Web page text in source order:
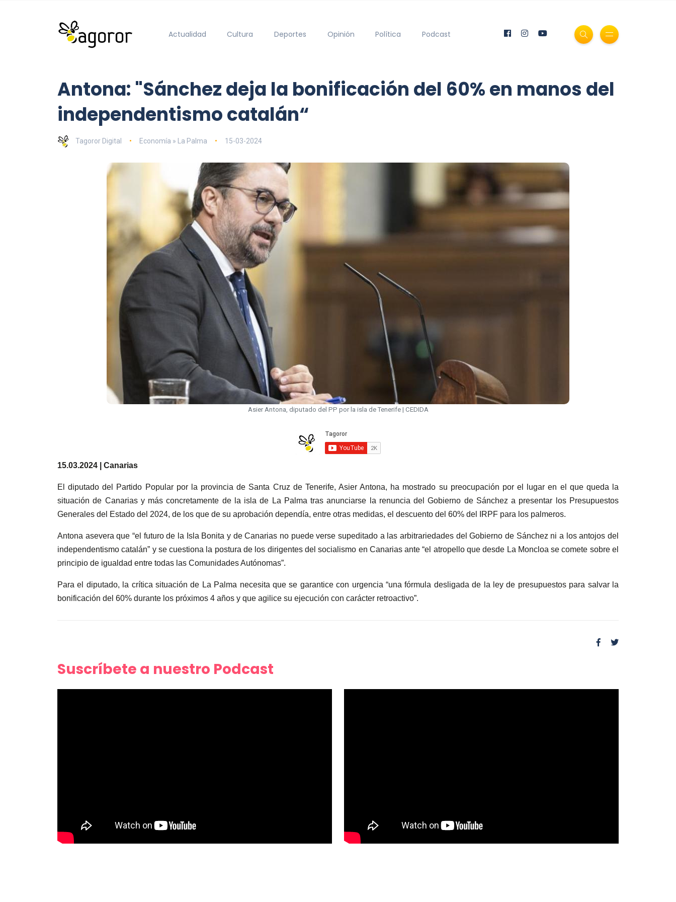
Actualidad Cultura Deportes Opinión Política Podcast
Antona: "Sánchez deja la bonificación del 60% en manos del
independentismo catalán“
Tagoror Digital Economía » La Palma 15-03-2024
Asier Antona, diputado del PP por la isla de Tenerife | CEDIDA
15.03.2024 | Canarias
El diputado del Partido Popular por la provincia de Santa Cruz de Tenerife, Asier Antona, ha mostrado su preocupación por el lugar en el que queda la
situación de Canarias y más concretamente de la isla de La Palma tras anunciarse la renuncia del Gobierno de Sánchez a presentar los Presupuestos
Generales del Estado del 2024, de los que de su aprobación dependía, entre otras medidas, el descuento del 60% del IRPF para los palmeros.
Antona asevera que “el futuro de la Isla Bonita y de Canarias no puede verse supeditado a las arbitrariedades del Gobierno de Sánchez ni a los antojos del
independentismo catalán” y se cuestiona la postura de los dirigentes del socialismo en Canarias ante “el atropello que desde La Moncloa se comete sobre el
principio de igualdad entre todas las Comunidades Autónomas”.
Para el diputado, la crítica situación de La Palma necesita que se garantice con urgencia “una fórmula desligada de la ley de presupuestos para salvar la
bonificación del 60% durante los próximos 4 años y que agilice su ejecución con carácter retroactivo”.
Suscríbete a nuestro Podcast